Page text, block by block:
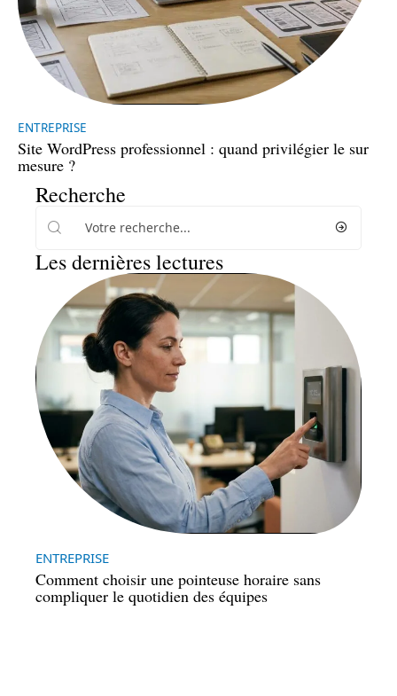
ENTREPRISE
Site WordPress professionnel : quand privilégier le sur
mesure ?
Recherche
Les dernières lectures
ENTREPRISE
Comment choisir une pointeuse horaire sans
compliquer le quotidien des équipes